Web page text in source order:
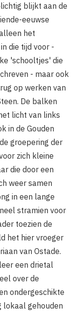
blijkt aan de
eeuwse
het
die tijd voor -
'schooltjes' die
- maar ook
op werken van
De balken
licht van links
in de Gouden
groepering der
zich kleine
die door een
weer samen
in een lange
stramien voor
toezien de
het hier vroeger
van Ostade.
een drietal
over de
ondergeschikte
lokaal gehouden